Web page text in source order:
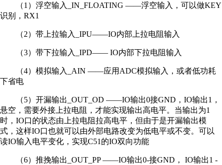
（1）浮空输入_IN_FLOATING ——浮空输入，可以做KEY
识别，RX1
（2）带上拉输入_IPU——IO内部上拉电阻输入
（3）带下拉输入_IPD—— IO内部下拉电阻输入
（4）模拟输入_AIN ——应用ADC模拟输入，或者低功耗
下省电
（5）开漏输出_OUT_OD ——IO输出0接GND，IO输出1，
悬空，需要外接上拉电阻，才能实现输出高电平。当输出为1
时，IO口的状态由上拉电阻拉高电平，但由于是开漏输出模
式，这样IO口也就可以由外部电路改变为低电平或不变。可以
读IO输入电平变化，实现C51的IO双向功能
（6）推挽输出_OUT_PP ——IO输出0-接GND， IO输出1 -